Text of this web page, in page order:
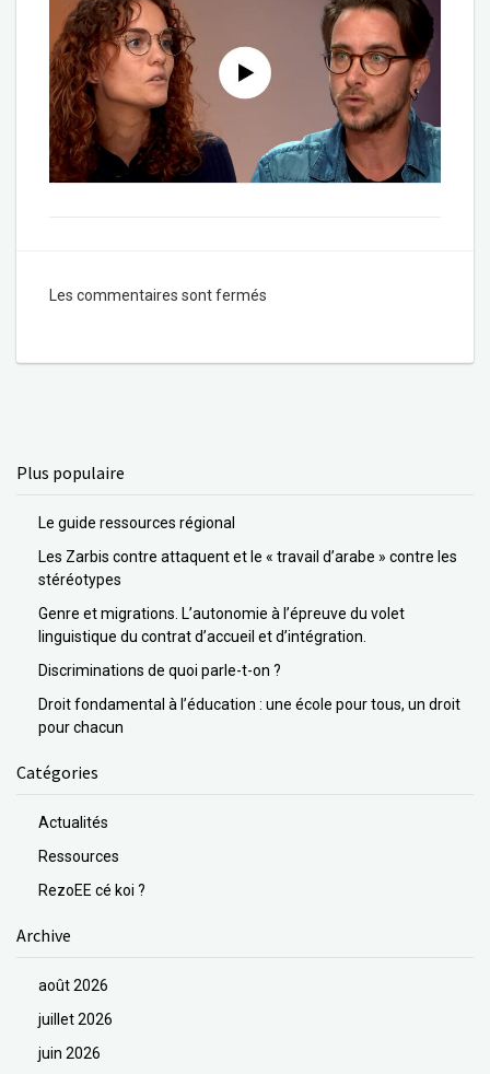
Les commentaires sont fermés
Plus populaire
Le guide ressources régional
Les Zarbis contre attaquent et le « travail d’arabe » contre les
stéréotypes
Genre et migrations. L’autonomie à l’épreuve du volet
linguistique du contrat d’accueil et d’intégration.
Discriminations de quoi parle-t-on ?
Droit fondamental à l’éducation : une école pour tous, un droit
pour chacun
Catégories
Actualités
Ressources
RezoEE cé koi ?
Archive
août 2026
juillet 2026
juin 2026